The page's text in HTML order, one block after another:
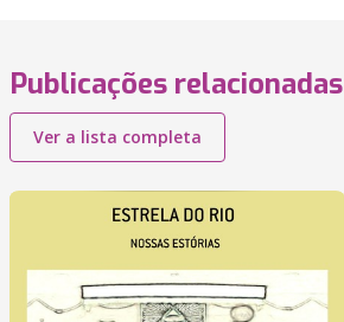
Publicações relacionadas
Ver a lista completa